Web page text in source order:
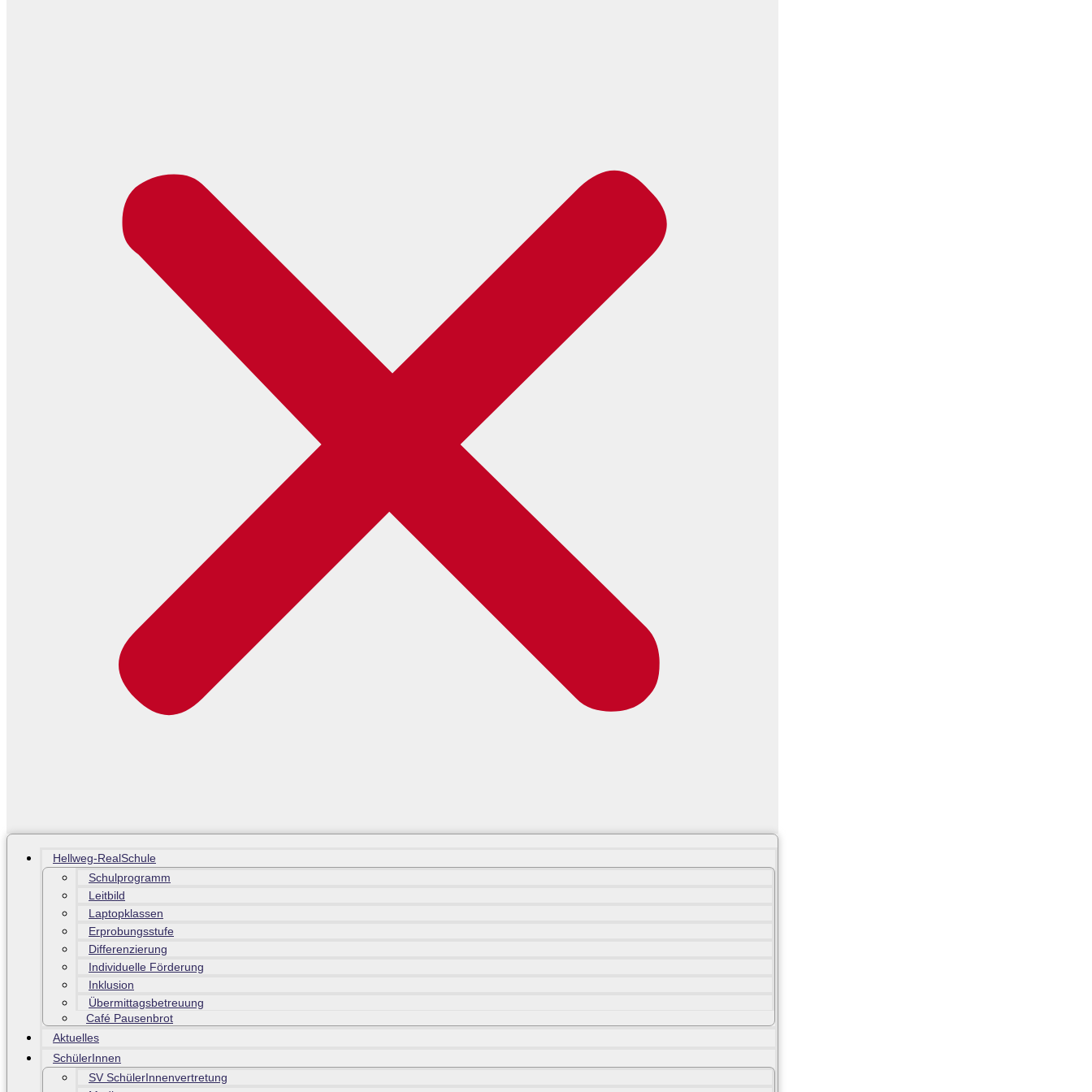
Hellweg-RealSchule
Schulprogramm
Leitbild
Laptopklassen
Erprobungsstufe
Differenzierung
Individuelle Förderung
Inklusion
Übermittagsbetreuung
Café Pausenbrot
Aktuelles
SchülerInnen
SV SchülerInnenvertretung